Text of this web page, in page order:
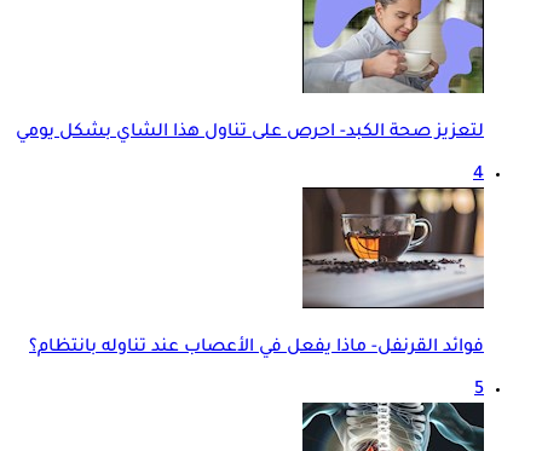
لتعزيز صحة الكبد- احرص على تناول هذا الشاي بشكل يومي
4
فوائد القرنفل- ماذا يفعل في الأعصاب عند تناوله بانتظام؟
5